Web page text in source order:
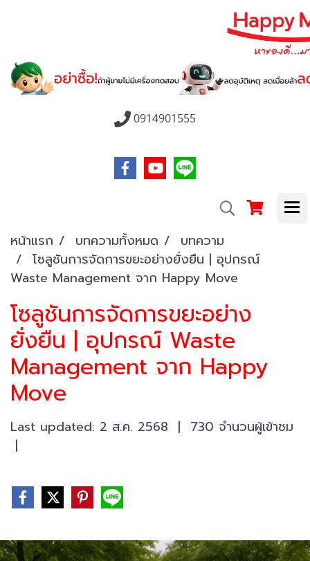
0914901555
หน้าแรก บทความทั้งหมด
บทความ
โซลูชันการจัดการขยะอย่างยั่งยืน | อุปกรณ์
Waste Management จาก Happy Move
โซลูชันการจัดการขยะอย่าง
ยั่งยืน | อุปกรณ์ Waste
Management จาก Happy
Move
Last updated: 2 ส.ค. 2568 | 730 จำนวนผู้เข้าชม
|